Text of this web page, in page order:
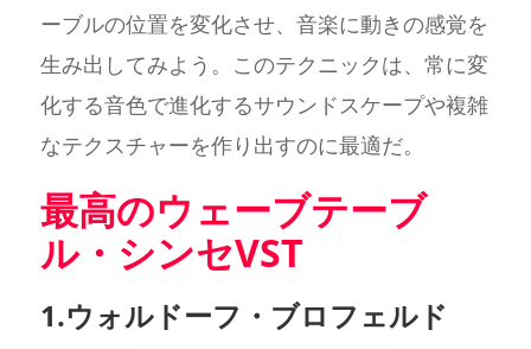
ーブルの位置を変化させ、音楽に動きの感覚を
生み出してみよう。このテクニックは、常に変
化する音色で進化するサウンドスケープや複雑
なテクスチャーを作り出すのに最適だ。
最高のウェーブテーブ
ル・シンセVST
1.ウォルドーフ・ブロフェルド